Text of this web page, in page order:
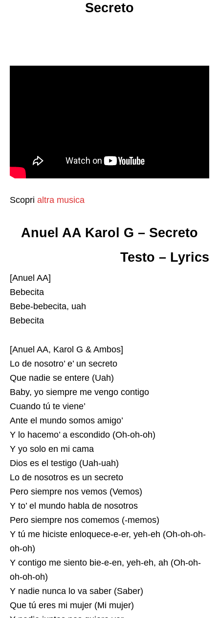
Secreto
Scopri altra musica
Anuel AA Karol G – Secreto
Testo – Lyrics
[Anuel AA]
Bebecita
Bebe-bebecita, uah
Bebecita
[Anuel AA, Karol G & Ambos]
Lo de nosotro’ e’ un secreto
Que nadie se entere (Uah)
Baby, yo siempre me vengo contigo
Cuando tú te viene’
Ante el mundo somos amigo’
Y lo hacemo’ a escondido (Oh-oh-oh)
Y yo solo en mi cama
Dios es el testigo (Uah-uah)
Lo de nosotros es un secreto
Pero siempre nos vemos (Vemos)
Y to’ el mundo habla de nosotros
Pero siempre nos comemos (-memos)
Y tú me hiciste enloquece-e-er, yeh-eh (Oh-oh-oh-
oh-oh)
Y contigo me siento bie-e-en, yeh-eh, ah (Oh-oh-
oh-oh-oh)
Y nadie nunca lo va saber (Saber)
Que tú eres mi mujer (Mi mujer)